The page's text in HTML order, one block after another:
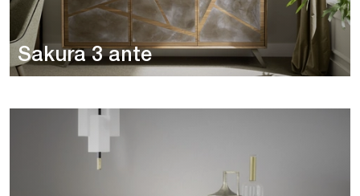
Sakura 3 ante